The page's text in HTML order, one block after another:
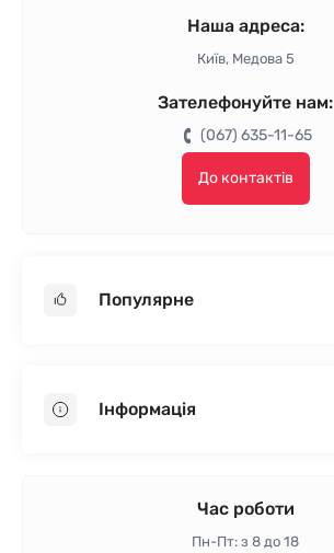
Наша адреса:
Київ, Медова 5
Зателефонуйте нам:
(067) 635-11-65
До контактів
Популярне
Пінопласт
Інформація
Час роботи
Пн-Пт: з 8 до 18